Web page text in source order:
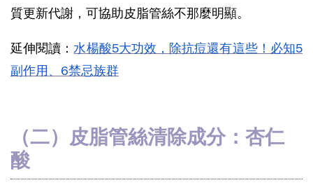
質更新代謝，可協助皮脂管絲不那麼明顯。
延伸閱讀： 水楊酸5大功效，除抗痘還有這些！必知5
副作用、6禁忌族群
（二）皮脂管絲清除成分：杏仁
酸